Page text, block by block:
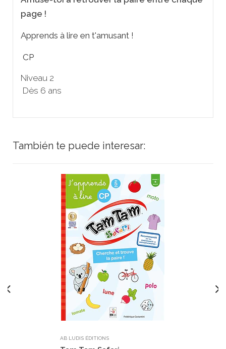
page !
Apprends à lire en t'amusant !
CP
Niveau 2
Dès 6 ans
También te puede interesar:
AB LUDIS ÉDITIONS